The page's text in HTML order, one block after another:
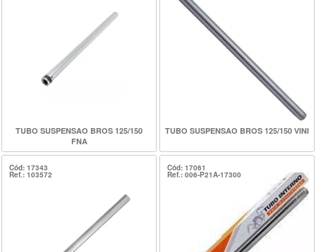
TUBO SUSPENSAO BROS 125/150
FNA
TUBO SUSPENSAO BROS 125/150 VINI
Cód: 17343
Ref.: 103572
Cód: 17061
Ref.: 006-P21A-17300